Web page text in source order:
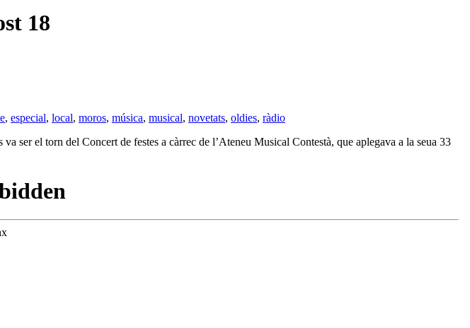
18
, especial, local, moros, música, musical, novetats, oldies, ràdio
ser el torn del Concert de festes a càrrec de l’Ateneu Musical Contestà, que aplegava a la seua 33